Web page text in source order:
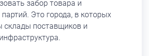
забор товара и
Это города, в которых
склады поставщиков и